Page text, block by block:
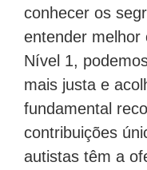
conhecer os
entender melhor
Nível 1,
mais justa e
fundamental
contribuições
autistas têm a